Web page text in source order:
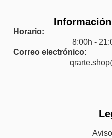
Horario:
8:00h -
Correo electrónico: